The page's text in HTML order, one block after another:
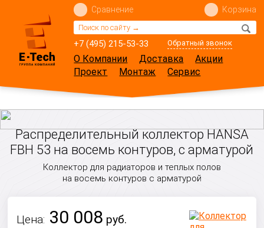
+7 (495) 215-53-33 Обратный звонок
Сравнение Корзина
О Компании Доставка
Акции
Проект
Монтаж Сервис
Распределительный коллектор HANSA
FBH 53 на восемь контуров, с арматурой
Коллектор для радиаторов и теплых полов
на восемь контуров с арматурой
Цена: 30 008 руб.